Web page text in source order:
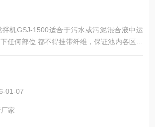
拌机GSJ-1500适合于污水或污泥混合液中运
任何部位 都不得挂带纤维，保证池内各区搅
会有污泥沉淀，无淤泥堆积。确保单位流量
01-07
家